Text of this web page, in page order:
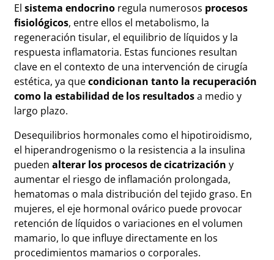
El sistema endocrino regula numerosos procesos
fisiológicos, entre ellos el metabolismo, la
regeneración tisular, el equilibrio de líquidos y la
respuesta inflamatoria. Estas funciones resultan
clave en el contexto de una intervención de cirugía
estética, ya quecondicionan tanto la recuperación
como la estabilidad de los resultadosa medio y
largo plazo.
Desequilibrios hormonales como el hipotiroidismo,
el hiperandrogenismo o la resistencia a la insulina
pueden alterar los procesos de cicatrización y
aumentar el riesgo de inflamación prolongada,
hematomas o mala distribución del tejido graso. En
mujeres, el eje hormonal ovárico puede provocar
retención de líquidos o variaciones en el volumen
mamario, lo que influye directamente en los
procedimientos mamarios o corporales.